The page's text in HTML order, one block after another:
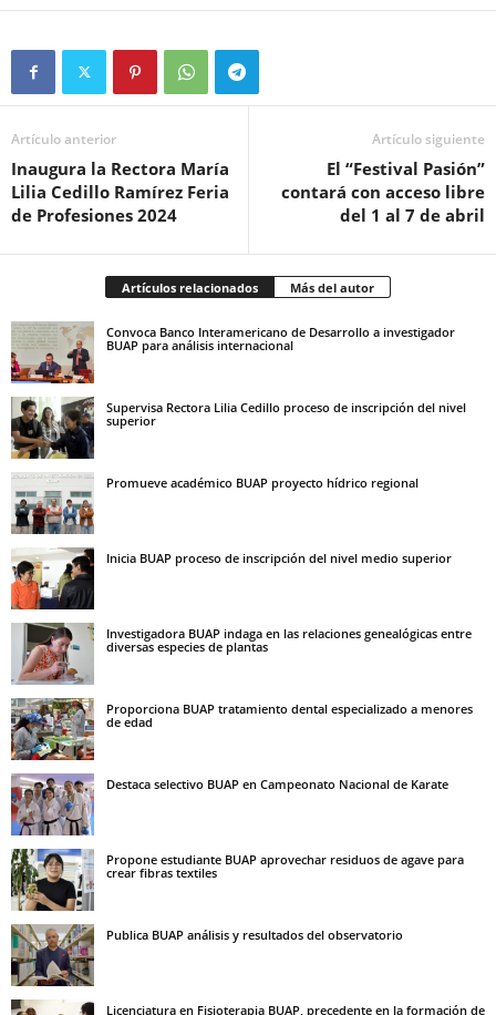
Artículo anterior
Inaugura la Rectora María
Lilia Cedillo Ramírez Feria
de Profesiones 2024
Artículo siguiente
El “Festival Pasión”
contará con acceso libre
del 1 al 7 de abril
Artículos relacionados Más del autor
Convoca Banco Interamericano de Desarrollo a investigador
BUAP para análisis internacional
Supervisa Rectora Lilia Cedillo proceso de inscripción del nivel
superior
Promueve académico BUAP proyecto hídrico regional
Inicia BUAP proceso de inscripción del nivel medio superior
Investigadora BUAP indaga en las relaciones genealógicas entre
diversas especies de plantas
Proporciona BUAP tratamiento dental especializado a menores
de edad
Destaca selectivo BUAP en Campeonato Nacional de Karate
Propone estudiante BUAP aprovechar residuos de agave para
crear fibras textiles
Publica BUAP análisis y resultados del observatorio
Licenciatura en Fisioterapia BUAP, precedente en la formación de